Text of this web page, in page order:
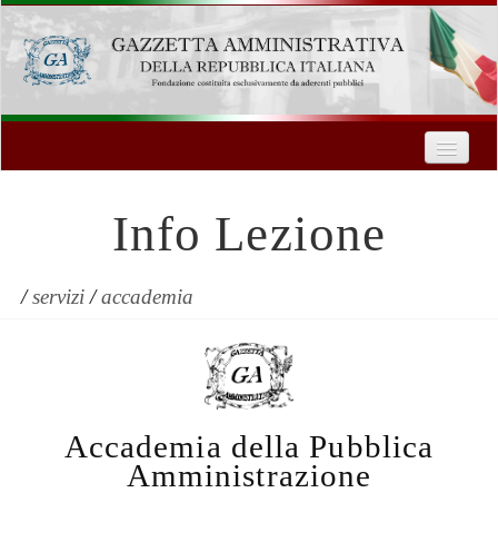
Formazione
Innovazione Tecnologica
Servizi
Contatti
| Entra
Info Lezione
/servizi/accademia
Accademia della Pubblica
Amministrazione